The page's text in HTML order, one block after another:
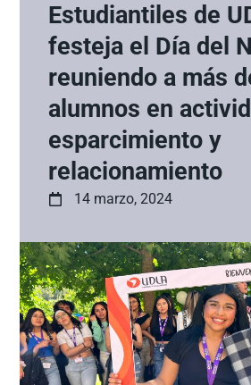
Estudiantiles de
festeja el Día del
reuniendo a más
alumnos en
esparcimiento y
relacionamiento
14 marzo, 2024